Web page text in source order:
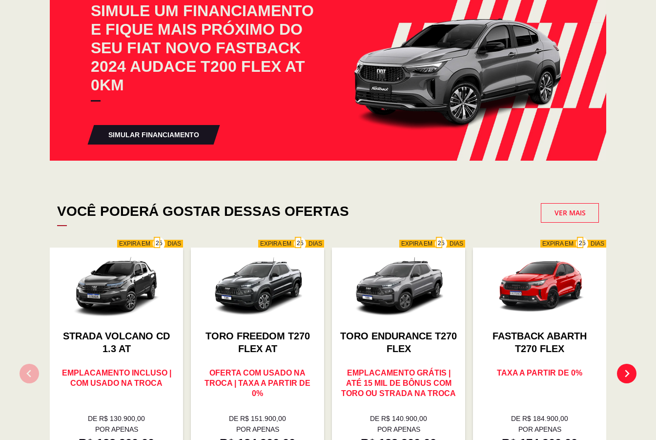
SIMULE UM FINANCIAMENTO
E FIQUE MAIS PRÓXIMO DO
SEU FIAT NOVO FASTBACK
2024 AUDACE T200 FLEX AT
0KM
SIMULAR FINANCIAMENTO
VOCÊ PODERÁ GOSTAR DESSAS OFERTAS VER MAIS
EXPIRA EM DIAS
STRADA VOLCANO CD
1.3 AT
EMPLACAMENTO INCLUSO |
COM USADO NA TROCA
DE R$ 130.900,00
POR APENAS
EXPIRA EM DIAS
TORO FREEDOM T270
FLEX AT
OFERTA COM USADO NA
TROCA | TAXA A PARTIR DE
0%
DE R$ 151.900,00
POR APENAS
EXPIRA EM DIAS
TORO ENDURANCE T270
FLEX
EMPLACAMENTO GRÁTIS |
ATÉ 15 MIL DE BÔNUS COM
TORO OU STRADA NA TROCA
DE R$ 140.900,00
POR APENAS
EXPIRA EM DIAS
FASTBACK ABARTH
T270 FLEX
TAXA A PARTIR DE 0%
DE R$ 184.900,00
POR APENAS